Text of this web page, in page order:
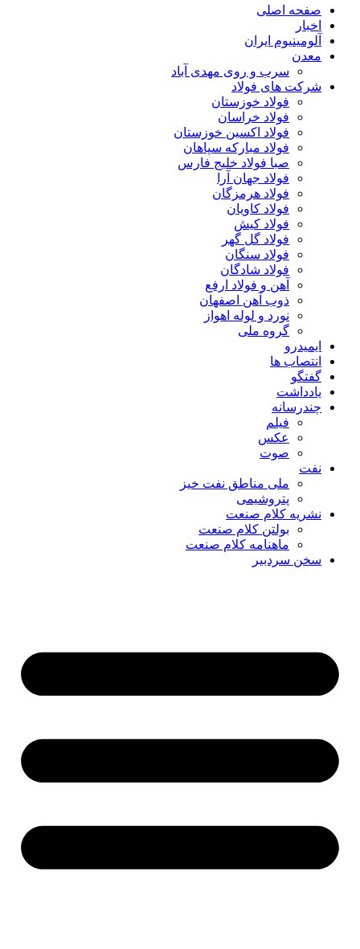
صفحه اصلی
اخبار
آلومینیوم ایران
معدن
سرب و روی مهدی آباد
شرکت های فولاد
فولاد خوزستان
فولاد خراسان
فولاد اکسین خوزستان
فولاد مبارکه سپاهان
صبا فولاد خلیج فارس
فولاد جهان آرا
فولاد هرمزگان
فولاد کاویان
فولاد کیش
فولاد گل گهر
فولاد سنگان
فولاد شادگان
آهن و فولاد ارفع
ذوب آهن اصفهان
نورد و لوله اهواز
گروه ملی
ایمیدرو
انتصاب ها
گفتگو
یادداشت
چندرسانه
فیلم
عکس
صوت
نفت
ملی مناطق نفت خیز
پتروشیمی
نشریه کلام صنعت
بولتن کلام صنعت
ماهنامه کلام صنعت
سخن سردبیر